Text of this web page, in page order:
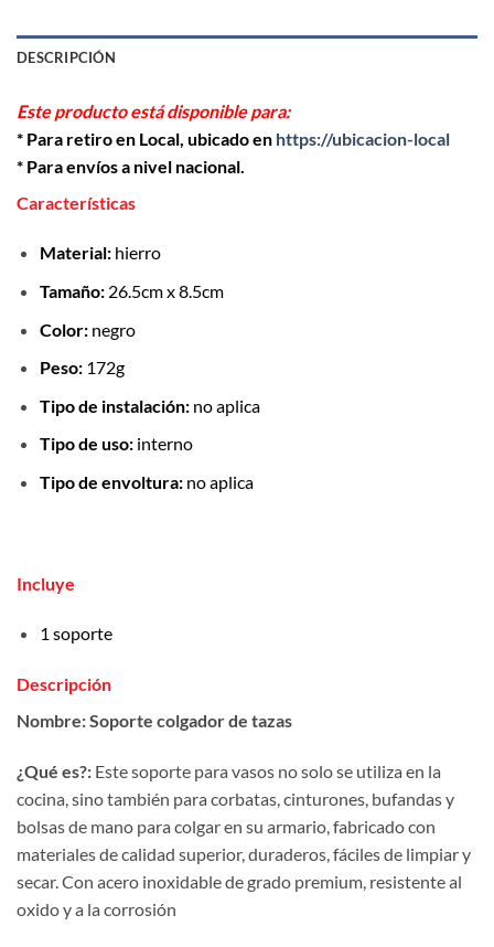
DESCRIPCIÓN
Este producto está disponible para:
* Para retiro en Local, ubicado en https://ubicacion-local
* Para envíos a nivel nacional.
Características
Material:hierro
Tamaño:26.5cm x 8.5cm
Color:negro
Peso:172g
Tipo de instalación:no aplica
Tipo de uso:interno
Tipo de envoltura:no aplica
Incluye
1 soporte
Descripción
Nombre:Soporte colgador de tazas
¿Qué es?: Este soporte para vasos no solo se utiliza en la
cocina, sino también para corbatas, cinturones, bufandas y
bolsas de mano para colgar en su armario, fabricado con
materiales de calidad superior, duraderos, fáciles de limpiar y
secar. Con acero inoxidable de grado premium, resistente al
oxido y a la corrosión